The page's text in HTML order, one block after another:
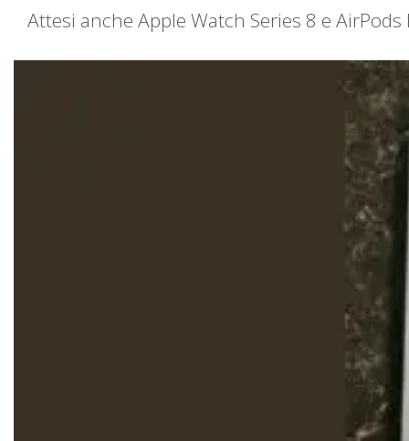
Attesi anche Apple Watch Series 8 e AirPods